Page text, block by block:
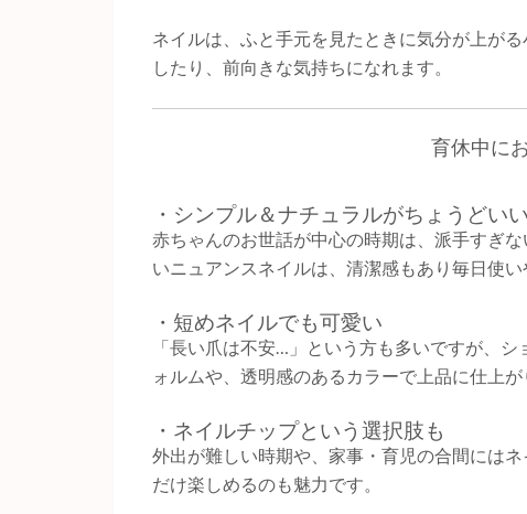
ネイルは、ふと手元を見たときに気分が上が
したり、前向きな気持ちになれます。
育休中に
・シンプル＆ナチュラルがちょうどいい
赤ちゃんのお世話が中心の時期は、派手すぎ
いニュアンスネイルは、清潔感もあり毎日使い
・短めネイルでも可愛い
「長い爪は不安…」という方も多いですが、
ォルムや、透明感のあるカラーで上品に仕上が
・ネイルチップという選択肢も
外出が難しい時期や、家事・育児の合間には
だけ楽しめるのも魅力です。